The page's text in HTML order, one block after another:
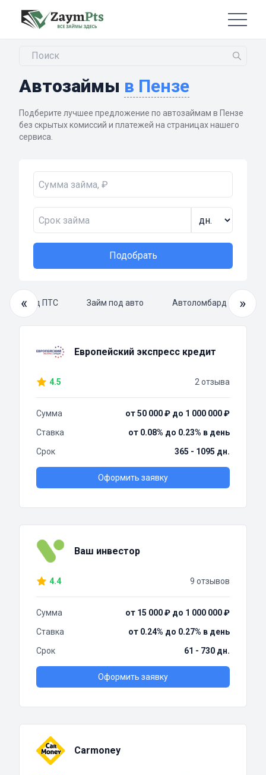
Автозаймы в Пензе
Подберите лучшее предложение по автозаймам в Пензе
без скрытых комиссий и платежей на страницах нашего
сервиса.
Подобрать
«
Займ под ПТС Займ под авто Автоломбард под»
Европейский экспресс кредит
4.5 2 отзыва
Сумма
от 50 000 ₽ до 1 000 000 ₽
Ставка
от 0.08% до 0.23% в день
Срок
365 - 1095 дн.
Оформить заявку
Ваш инвестор
4.4 9 отзывов
Сумма
от 15 000 ₽ до 1 000 000 ₽
Ставка
от 0.24% до 0.27% в день
Срок
61 - 730 дн.
Оформить заявку
Carmoney